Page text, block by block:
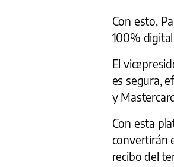
Con esto,
100%
El
es segura,
y
Con esta
convertirán
recibo del